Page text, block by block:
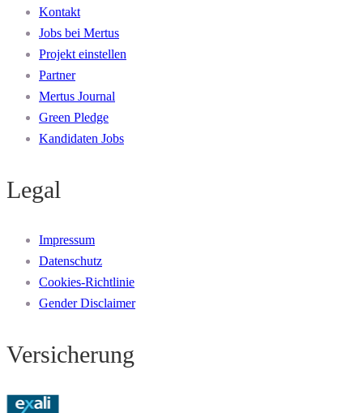
Kontakt
Jobs bei Mertus
Projekt einstellen
Partner
Mertus Journal
Green Pledge
Kandidaten Jobs
Legal
Impressum
Datenschutz
Cookies-Richtlinie
Gender Disclaimer
Versicherung